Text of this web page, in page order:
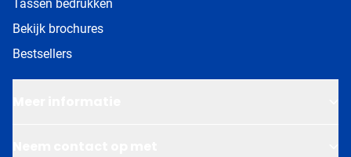
Tassen bedrukken
Bekijk brochures
Bestsellers